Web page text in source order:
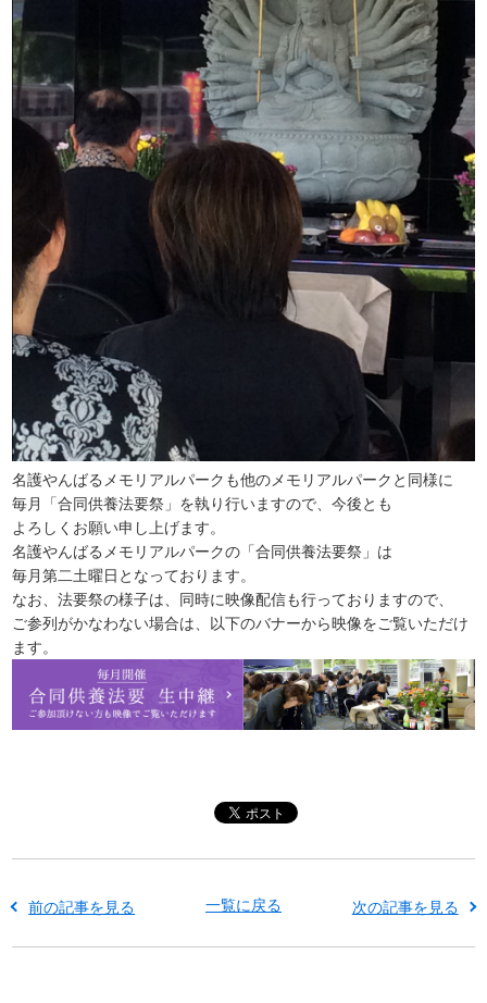
名護やんばるメモリアルパークも他のメモリアルパークと同様に
毎月「合同供養法要祭」を執り行いますので、今後とも
よろしくお願い申し上げます。
名護やんばるメモリアルパークの「合同供養法要祭」は
毎月第二土曜日となっております。
なお、法要祭の様子は、同時に映像配信も行っておりますので、
ご参列がかなわない場合は、以下のバナーから映像をご覧いただけ
ます。
前の記事を見る 一覧に戻る 次の記事を見る